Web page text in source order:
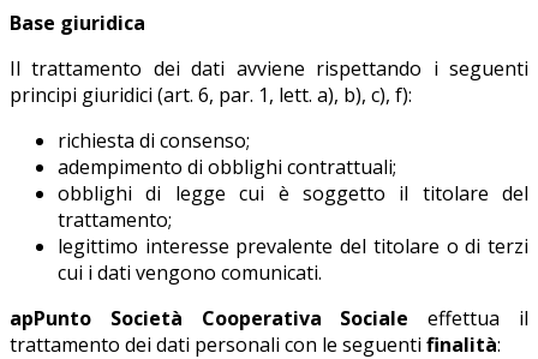
Base giuridica
Il trattamento dei dati avviene rispettando i seguenti
principi giuridici (art. 6, par. 1, lett. a), b), c), f):
richiesta di consenso;
adempimento di obblighi contrattuali;
obblighi di legge cui è soggetto il titolare del
trattamento;
legittimo interesse prevalente del titolare o di terzi
cui i dati vengono comunicati.
apPunto Società Cooperativa Sociale effettua il
trattamento dei dati personali con le seguenti finalità: